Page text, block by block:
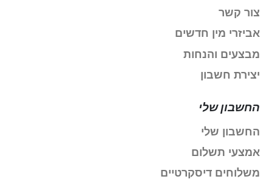
צור קשר
אביזרי מין חדשים
מבצעים והנחות
יצירת חשבון
החשבון שלי
החשבון שלי
אמצעי תשלום
משלוחים דיסקרטיים